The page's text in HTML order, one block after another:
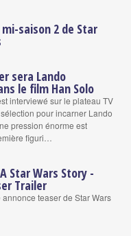
saison 2 de Star
sera Lando
le film Han Solo
interviewé sur le plateau TV
pour incarner Lando
pression énorme est
figuri…
Star Wars Story -
Trailer
teaser de Star Wars